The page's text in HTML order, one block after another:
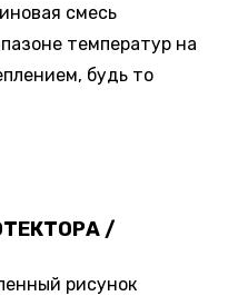
смесь
температур на
будь то
/
рисунок